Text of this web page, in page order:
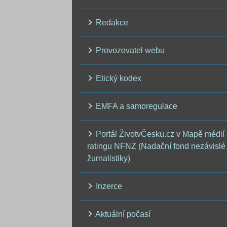
Redakce
Provozovatel webu
Etický kodex
EMFA a samoregulace
Portál ŽivotvČesku.cz v Mapě médií
ratingu NFNZ (Nadační fond nezávislé
žurnalistiky)
Inzerce
Aktuální počasí